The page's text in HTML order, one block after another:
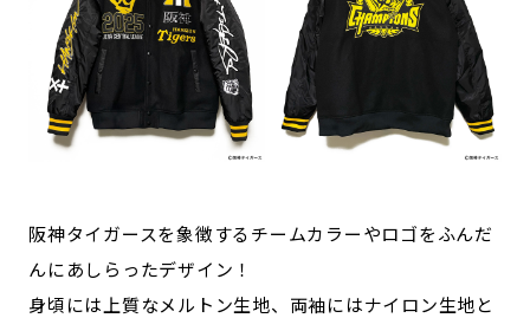
阪神タイガースを象徴するチームカラーやロゴをふんだ
んにあしらったデザイン！
身頃には上質なメルトン生地、両袖にはナイロン生地と